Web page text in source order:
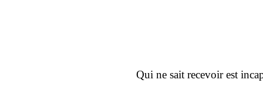
Qui ne sait recevoir est